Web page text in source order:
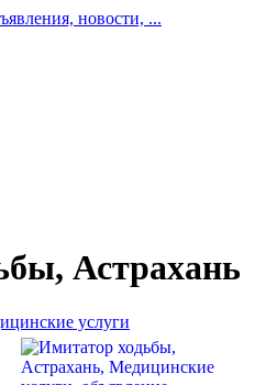
новости, ...
Астрахань
услуги